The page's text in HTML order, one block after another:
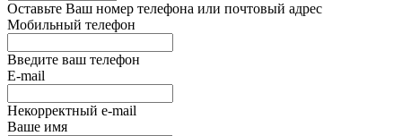
Оставьте Ваш номер телефона или почтовый адрес
Мобильный телефон
Введите ваш телефон
E-mail
Некорректный e-mail
Ваше имя